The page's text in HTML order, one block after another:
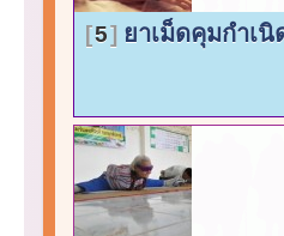
5 ยาเม็ดคุมกำเนิ